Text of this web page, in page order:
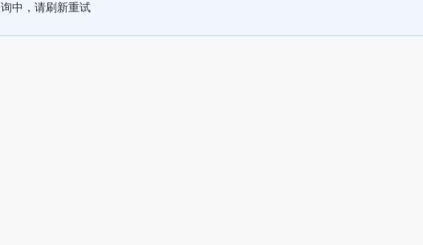
中，请刷新重试